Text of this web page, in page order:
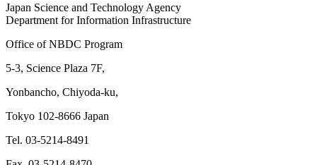
Japan Science and Technology Agency
Department for Information Infrastructure
Office of NBDC Program
5-3, Science Plaza 7F,
Yonbancho, Chiyoda-ku,
Tokyo 102-8666 Japan
Tel. 03-5214-8491